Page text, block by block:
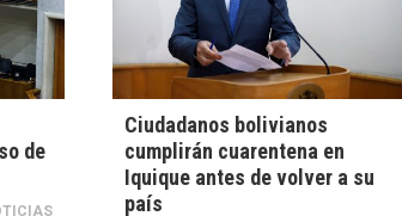
de
Ciudadanos bolivianos
cumplirán cuarentena en
Iquique antes de volver a su
país